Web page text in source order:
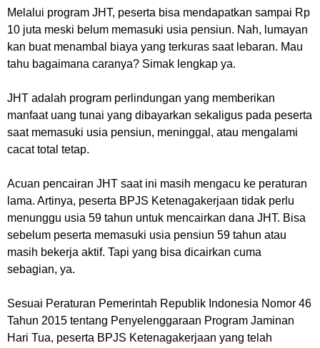
Melalui program JHT, peserta bisa mendapatkan sampai Rp
10 juta meski belum memasuki usia pensiun. Nah, lumayan
kan buat menambal biaya yang terkuras saat lebaran. Mau
tahu bagaimana caranya? Simak lengkap ya.
JHT adalah program perlindungan yang memberikan
manfaat uang tunai yang dibayarkan sekaligus pada peserta
saat memasuki usia pensiun, meninggal, atau mengalami
cacat total tetap.
Acuan pencairan JHT saat ini masih mengacu ke peraturan
lama. Artinya, peserta BPJS Ketenagakerjaan tidak perlu
menunggu usia 59 tahun untuk mencairkan dana JHT. Bisa
sebelum peserta memasuki usia pensiun 59 tahun atau
masih bekerja aktif. Tapi yang bisa dicairkan cuma
sebagian, ya.
Sesuai Peraturan Pemerintah Republik Indonesia Nomor 46
Tahun 2015 tentang Penyelenggaraan Program Jaminan
Hari Tua, peserta BPJS Ketenagakerjaan yang telah